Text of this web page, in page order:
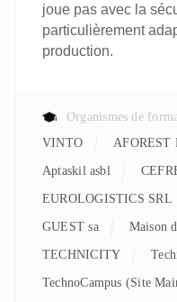
joue pas avec la
particulièrement
production.
Organismes de
VINTO
aptaskil asbl
EUROLOGISTICS SRL
GUEST sa
TECHNICITY
TechnoCampus (Site